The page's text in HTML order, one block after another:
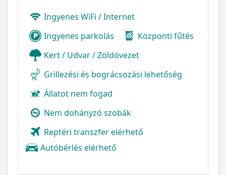
Ingyenes WiFi / Internet
Ingyenes parkolás
Központi fűtés
Kert / Udvar / Zöldövezet
Grillezési és bográcsozási lehetőség
Állatot nem fogad
Nem dohányzó szobák
Reptéri transzfer elérhető
Autóbérlés elérhető